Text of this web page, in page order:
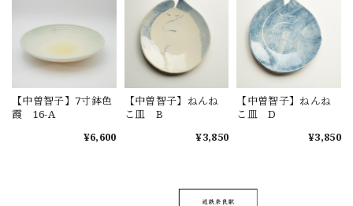
【中曽智子】7寸鉢色
霞 16-A
¥6,600
【中曽智子】ねんね
こ皿 B
¥3,850
【中曽智子】ねんね
こ皿 D
¥3,850